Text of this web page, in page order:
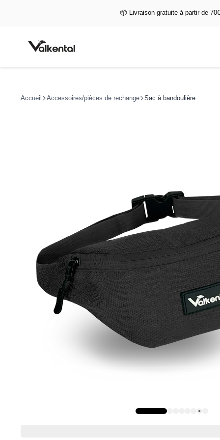
📦 Livraison gratuite à partir de
Accueil Accessoires/pièces de rechange Sac à bandoulière